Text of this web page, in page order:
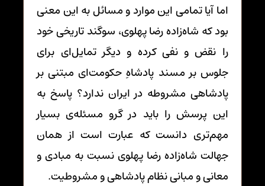
اما آیا تمامی این موارد و مسائل به این معنی
بود که شاه‌زاده رضا پهلوی، سوگند تاریخی خود
را نقض و نفی کرده و دیگر تمایل‌ای برای
جلوس بر مسند پادشاهِ حکومت‌ای مبتنی بر
پادشاهی مشروطه در ایران ندارد؟ پاسخ به
این پرسش را باید در گرو مسئله‌ی بسیار
مهم‌تری دانست که عبارت است از همان
جهالت شاه‌زاده رضا پهلوی نسبت به مبادی و
معانی و مبانی نظام پادشاهی و مشروطیت.